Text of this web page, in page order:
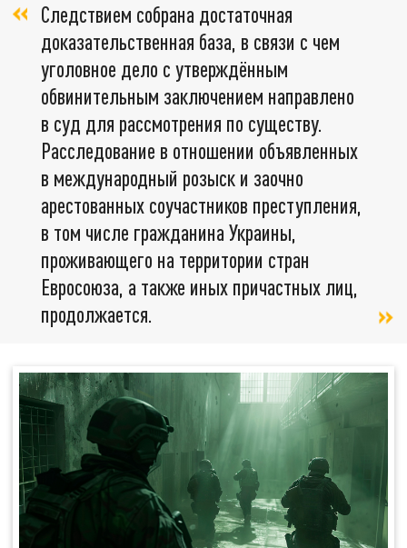
Следствием собрана достаточная
доказательственная база, в связи с чем
уголовное дело с утверждённым
обвинительным заключением направлено
в суд для рассмотрения по существу.
Расследование в отношении объявленных
в международный розыск и заочно
арестованных соучастников преступления,
в том числе гражданина Украины,
проживающего на территории стран
Евросоюза, а также иных причастных лиц,
продолжается.